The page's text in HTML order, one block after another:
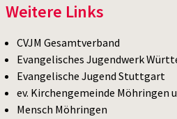
Weitere Links
CVJM Gesamtverband
Evangelisches Jugendwerk
Evangelische Jugend Stuttgart
ev. Kirchengemeinde Möhringen
Mensch Möhringen